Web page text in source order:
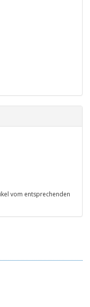
vom entsprechenden